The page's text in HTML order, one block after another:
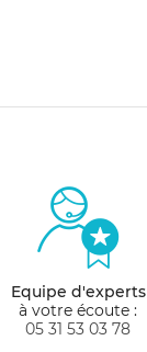
Equipe d'experts
à votre écoute :
05 31 53 03 78